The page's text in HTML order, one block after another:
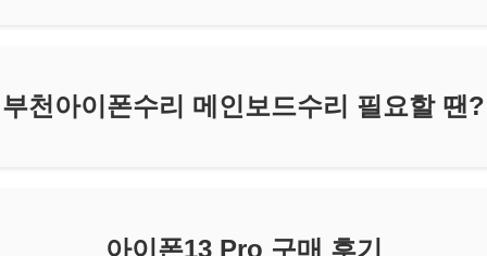
부천아이폰수리 메인보드수리 필요할 땐?
아이폰13 Pro 구매 후기